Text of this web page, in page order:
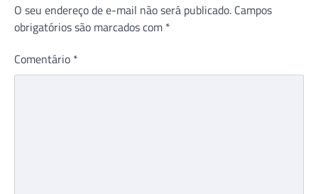
O seu endereço de e-mail não será publicado. Campos
obrigatórios são marcados com *
Comentário *